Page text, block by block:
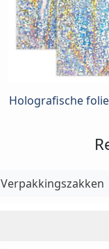
Holografische
Verpakkingszakken